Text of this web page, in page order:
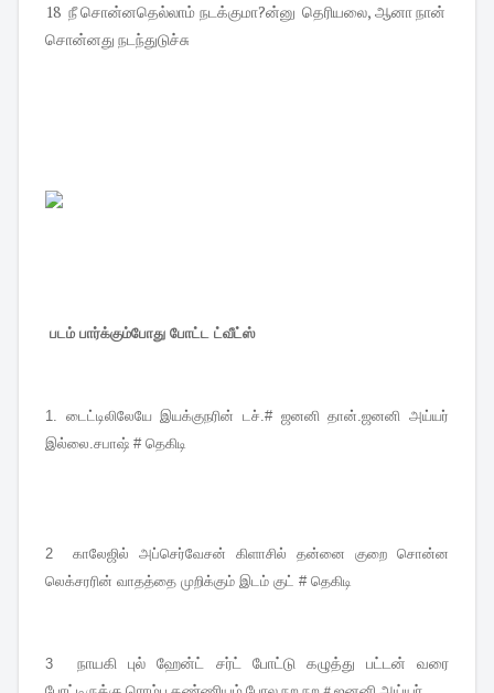
18 நீ சொன்னதெல்லாம் நடக்குமா?ன்னு தெரியலை, ஆனா நான்
சொன்னது நடந்துடுச்சு
படம் பார்க்கும்போது போட்ட ட்வீட்ஸ்
1. டைட்டிலிலேயே இயக்குநரின் டச்.# ஜனனி தான்.ஜனனி அய்யர்
இல்லை.சபாஷ் # தெகிடி
2 காலேஜில் அப்செர்வேசன் கிளாசில் தன்னை குறை சொன்ன
லெக்சரரின் வாதத்தை முறிக்கும் இடம் குட் # தெகிடி
3நாயகி புல் ஹேன்ட் சர்ட் போட்டு கழுத்து பட்டன் வரை